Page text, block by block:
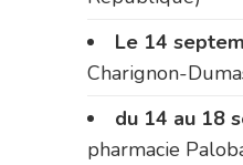
Le 14
Charignon-
du 14 au 18
pharmacie